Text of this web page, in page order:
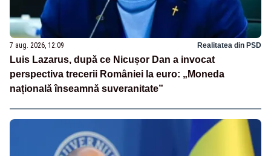
7 aug. 2026, 12:09 Realitatea din PSD
Luis Lazarus, după ce Nicușor Dan a invocat
perspectiva trecerii României la euro: „Moneda
națională înseamnă suveranitate”